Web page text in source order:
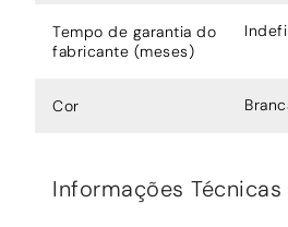
Tempo de garantia do
fabricante (meses)
Cor
Informações Técnicas